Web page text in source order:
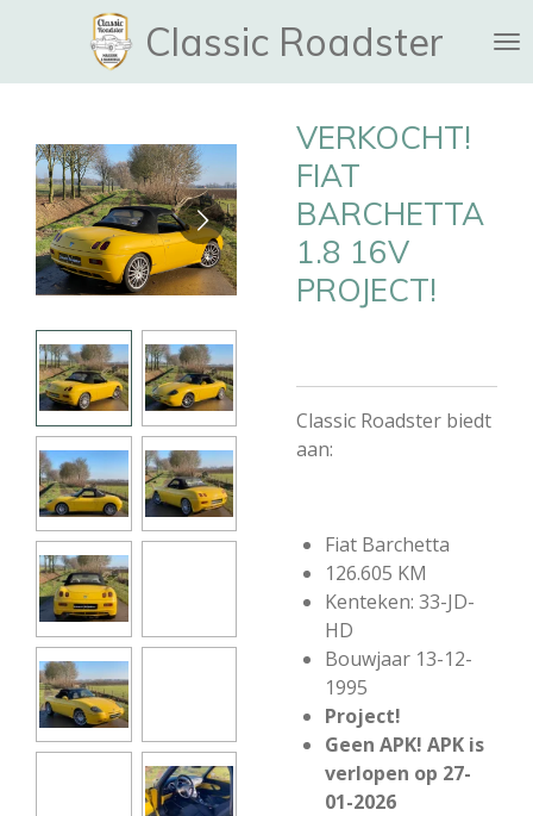
naar
Classic Roadster
VERKOCHT!
FIAT
BARCHETTA
1.8 16V
PROJECT!
Classic Roadster biedt
aan:
Fiat Barchetta
126.605 KM
Kenteken: 33-JD-
HD
Bouwjaar 13-12-
1995
Project!
Geen APK! APK is
verlopen op 27-
01-2026